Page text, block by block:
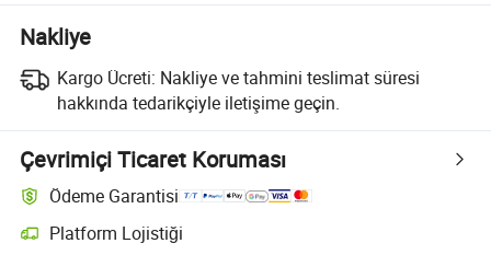
Nakliye
Kargo Ücreti: Nakliye ve tahmini teslimat süresi
hakkında tedarikçiyle iletişime geçin.
Çevrimiçi Ticaret Koruması
Ödeme Garantisi
Platform Lojistiği